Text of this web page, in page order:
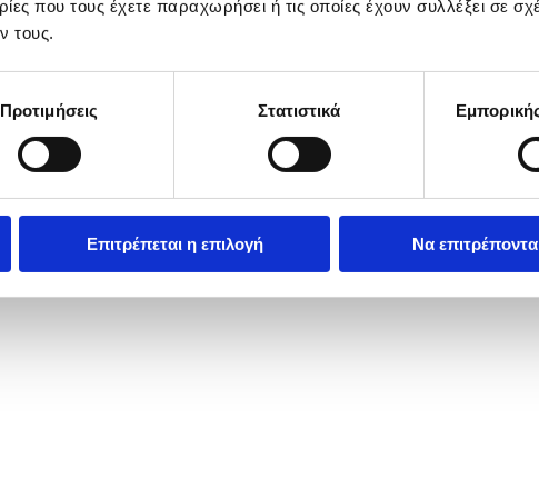
που τους έχετε παραχωρήσει ή τις οποίες έχουν συλλέξει σε
τους.
Προτιμήσεις Στατιστικά
Επιτρέπεται η επιλογή Να
Minister Jeenbek Kulubayev (L) meet in Bishkek, Kyrgyzstan, 08